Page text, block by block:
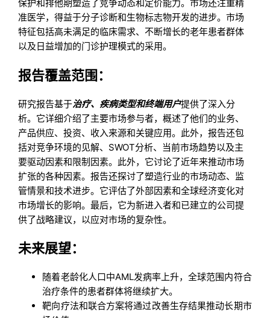
保护和排他期塑造了竞争动态和定价能力。市场还注重精
准医学，得益于分子诊断和生物标志物开发的进步。市场
特征包括高未满足的临床需求、不断增长的老年患者群体
以及日益增加的门诊护理模式的采用。
报告覆盖范围：
研究报告基于治疗、疾病类型和终端用户提供了深入分
析。它详细介绍了主要市场参与者，概述了他们的业务、
产品供应、投资、收入来源和关键应用。此外，报告还包
括对竞争环境的见解、SWOT分析、当前市场趋势以及主
要驱动因素和限制因素。此外，它讨论了近年来推动市场
扩张的各种因素。报告还探讨了塑造行业的市场动态、监
管情景和技术进步。它评估了外部因素和全球经济变化对
市场增长的影响。最后，它为新进入者和已建立的公司提
供了战略建议，以应对市场的复杂性。
未来展望：
随着老龄化人口中AML发病率上升，全球范围内符合
治疗条件的患者群体将继续扩大。
靶向疗法和联合方案将通过改善生存结果推动长期市